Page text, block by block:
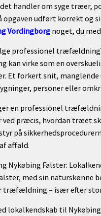
handler om syge træer,
udført korrekt og
Vordingborgnoget, du
professionel
kan virke som en
Et forkert snit,
personer eller
en professionel
ved præcis, hvordan træet
på
affald.
Nykøbing Falster:
med sin naturskønne
træfældning – især efter
lokalkendskab til